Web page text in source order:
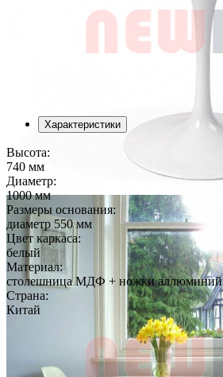
Характеристики
Высота:
740 мм
Диаметр:
1000 мм
Размеры основания:
диаметр 550 мм
Цвет каркаса:
белый
Материал:
столешница МДФ + ножки аллюминий
Страна:
Китай